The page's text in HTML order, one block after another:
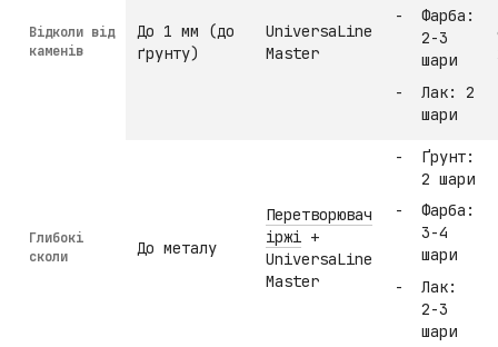
Відколи від
каменів
До 1 мм (до
ґрунту)
UniversaLine
Master
Фарба:
2-3
шари
Лак: 2
шари
Глибокі
сколи
До металу
Перетворювач
іржі +
UniversaLine
Master
Ґрунт:
2 шари
Фарба:
3-4
шари
Лак:
2-3
шари